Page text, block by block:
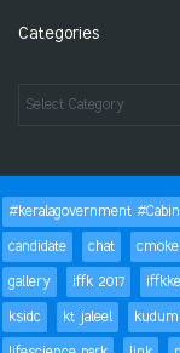
Categories
#keralagovernment
candidate
chat
gallery
iffk 2017
ksidc
kt jaleel